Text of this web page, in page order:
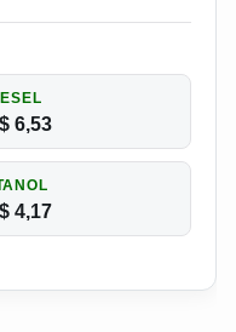
6,53
4,17